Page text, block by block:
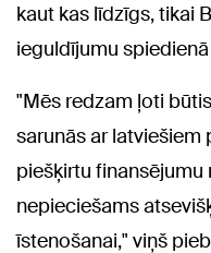
kaut kas līdzīgs, tikai
ieguldījumu
"Mēs redzam ļoti
sarunās ar latviešiem
piešķirtu finansējumu
nepieciešams
īstenošanai," viņš